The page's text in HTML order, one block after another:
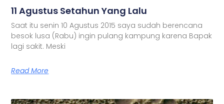
11 Agustus Setahun Yang Lalu
Saat itu senin 10 Agustus 2015 saya sudah berencana
besok lusa (Rabu) ingin pulang kampung karena Bapak
lagi sakit. Meski
Read More